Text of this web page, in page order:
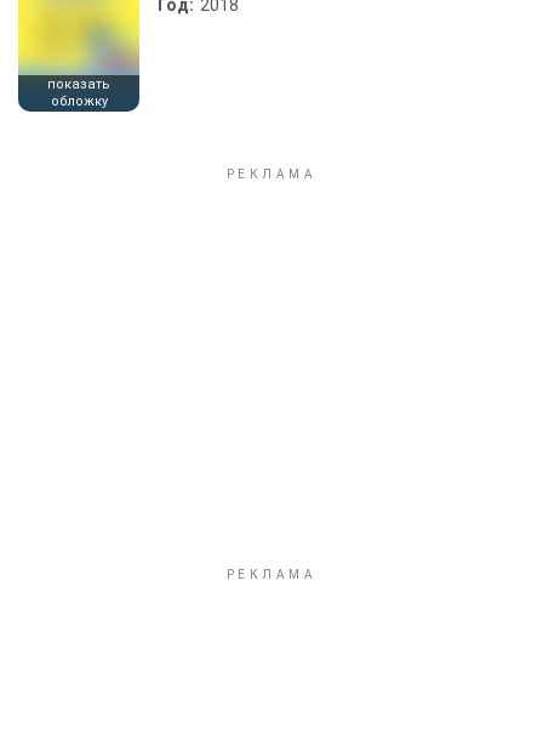
показать
обложку
Год: 2018